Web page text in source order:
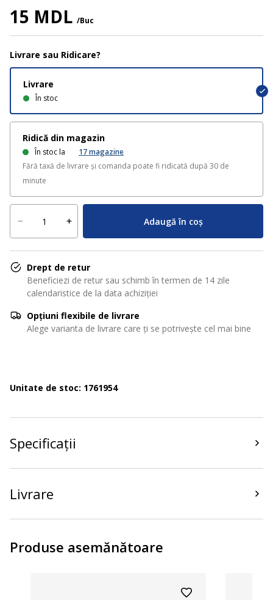
15 MDL /Buc
Livrare sau Ridicare?
Livrare
În stoc
Ridică din magazin
În stoc la 17magazine
Fără taxă de livrare și comanda poate fi ridicată după 30 de
minute
Adaugă în coș
Drept de retur
Beneficiezi de retur sau schimb în termen de 14 zile
calendaristice de la data achiziției
Opțiuni flexibile de livrare
Alege varianta de livrare care ți se potrivește cel mai bine
Unitate de stoc: 1761954
Specificații
Livrare
Produse asemănătoare